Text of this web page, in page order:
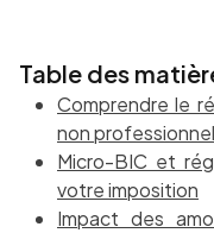
Table des
Comprendre le
non
Micro-BIC et
votre imposition
Impact des